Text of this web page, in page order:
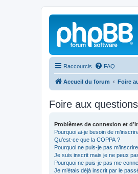
Raccourcis FAQ
Accueil du forum Foire
Foire aux questions
Problèmes de connexion et
Pourquoi ai-je besoin de
Qu’est-ce que la COPPA ?
Pourquoi ne puis-je pas
Je suis inscrit mais je ne peux
Pourquoi ne puis-je pas me
Je m’étais déjà inscrit par le